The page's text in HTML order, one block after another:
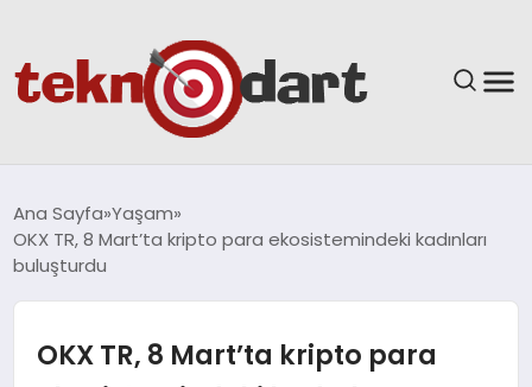
YAŞAM
Ana Sayfa Yaşam
OKX TR, 8 Mart’ta kripto para ekosistemindeki kadınları
buluşturdu
OKX TR, 8 Mart’ta kripto para